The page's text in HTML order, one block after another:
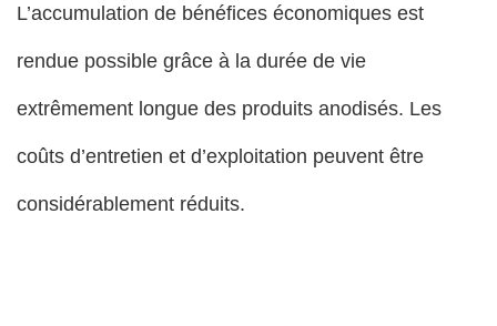
L’accumulation de bénéfices économiques est
rendue possible grâce à la durée de vie
extrêmement longue des produits anodisés. Les
coûts d’entretien et d’exploitation peuvent être
considérablement réduits.